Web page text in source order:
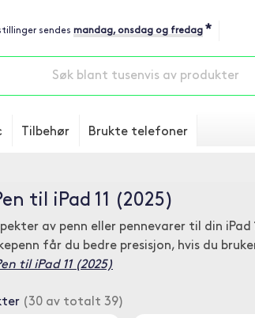
sendes mandag, onsdag og fredag *
Tilbehør Brukte telefoner
til iPad 11 (2025)
av penn eller pennevarer til din
får du bedre presisjon, hvis du
til iPad 11 (2025)
(30 av totalt 39)